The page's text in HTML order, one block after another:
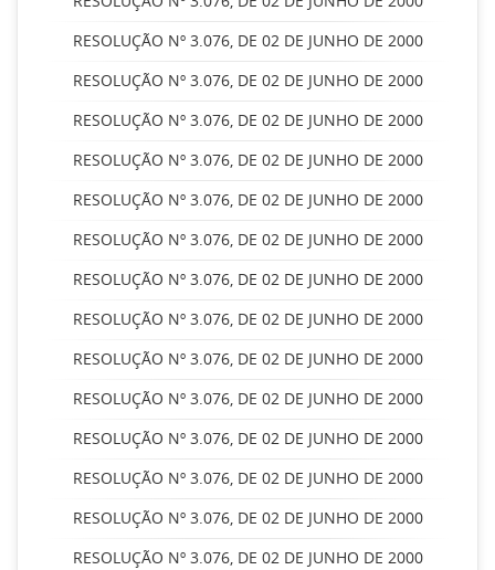
RESOLUÇÃO Nº 3.076, DE 02 DE JUNHO DE 2000
RESOLUÇÃO Nº 3.076, DE 02 DE JUNHO DE 2000
RESOLUÇÃO Nº 3.076, DE 02 DE JUNHO DE 2000
RESOLUÇÃO Nº 3.076, DE 02 DE JUNHO DE 2000
RESOLUÇÃO Nº 3.076, DE 02 DE JUNHO DE 2000
RESOLUÇÃO Nº 3.076, DE 02 DE JUNHO DE 2000
RESOLUÇÃO Nº 3.076, DE 02 DE JUNHO DE 2000
RESOLUÇÃO Nº 3.076, DE 02 DE JUNHO DE 2000
RESOLUÇÃO Nº 3.076, DE 02 DE JUNHO DE 2000
RESOLUÇÃO Nº 3.076, DE 02 DE JUNHO DE 2000
RESOLUÇÃO Nº 3.076, DE 02 DE JUNHO DE 2000
RESOLUÇÃO Nº 3.076, DE 02 DE JUNHO DE 2000
RESOLUÇÃO Nº 3.076, DE 02 DE JUNHO DE 2000
RESOLUÇÃO Nº 3.076, DE 02 DE JUNHO DE 2000